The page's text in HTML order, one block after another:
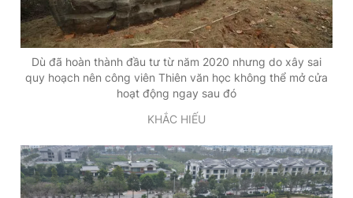
Dù đã hoàn thành đầu tư từ năm 2020 nhưng do xây sai
quy hoạch nên công viên Thiên văn học không thể mở cửa
hoạt động ngay sau đó
KHẮC HIẾU